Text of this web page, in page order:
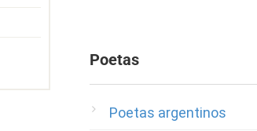
Poetas
Poetas argentinos